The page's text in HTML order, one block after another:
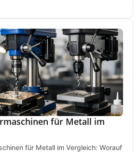
für Metall im
für Metall im Vergleich: Worauf